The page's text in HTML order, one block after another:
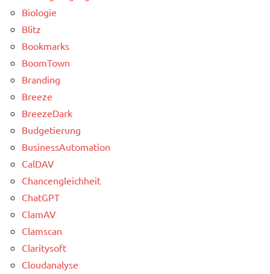
Biologie
Blitz
Bookmarks
BoomTown
Branding
Breeze
BreezeDark
Budgetierung
BusinessAutomation
CalDAV
Chancengleichheit
ChatGPT
ClamAV
Clamscan
Claritysoft
Cloudanalyse